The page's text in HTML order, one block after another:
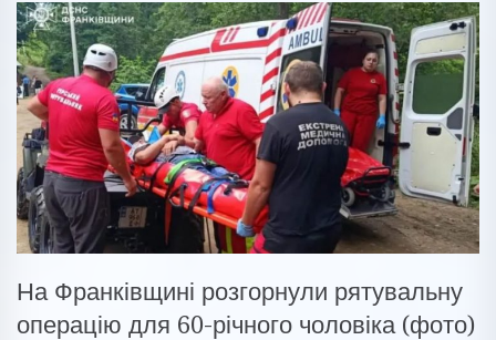
На Франківщині розгорнули рятувальну
операцію для 60-річного чоловіка (фото)